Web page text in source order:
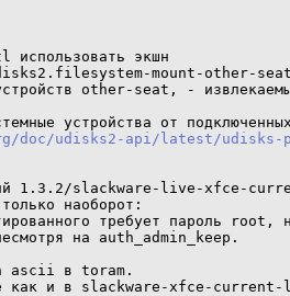
использовать экшн
mount-other-
other-seat, -
doc/udisks2-api/latest/
1.3.2/slackware-live-xfce-
наоборот:
требует пароль root,
на auth_admin_keep.
ascii в toram.
как и в slackware-xfce-